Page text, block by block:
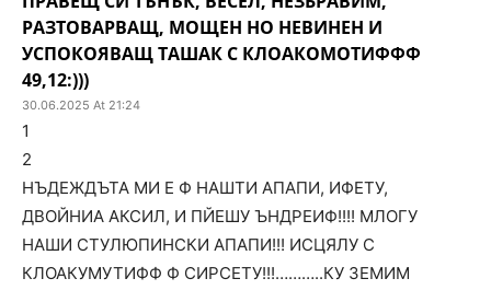
РАЗТОВАРВАЩ, МОЩЕН НО НЕВИНЕН И
УСПОКОЯВАЩ ТАШАК С КЛОАКОМОТИФФФ
49,12:)))
30.06.2025 At 21:24
1
2
НЪДЕЖДЪТА МИ Е Ф НАШТИ АПАПИ, ИФЕТУ,
ДВОЙНИА АКСИЛ, И ПЙЕШУ ЪНДРЕИФ!!!! МЛОГУ
НАШИ СТУЛЮПИНСКИ АПАПИ!!! ИСЦЯЛУ С
КЛОАКУМУТИФФ Ф СИРСЕТУ!!!………..КУ ЗЕМИМ